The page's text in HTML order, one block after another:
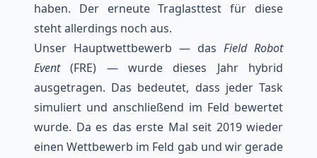
haben. Der erneute Traglasttest für diese
steht allerdings noch aus.
Unser Hauptwettbewerb — das Field Robot
Event(FRE) — wurde dieses Jahr hybrid
ausgetragen. Das bedeutet, dass jeder Task
simuliert und anschließend im Feld bewertet
wurde. Da es das erste Mal seit 2019 wieder
einen Wettbewerb im Feld gab und wir gerade